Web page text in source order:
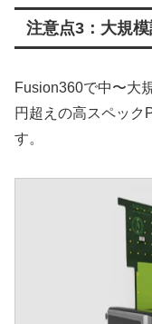
注意点3：大規
Fusion360で中〜大
円超えの高スペック
す。